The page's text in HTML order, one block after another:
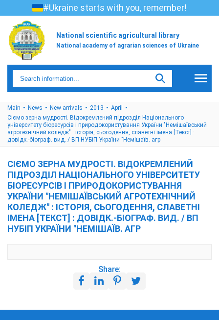
#Ukraine starts with you, remember!
National scientific agricultural library
National academy of agrarian sciences of Ukraine
Main News New arrivals 2013
April
Сіємо зерна мудрості. Відокремлений підрозділ Національного
університету біоресурсів і природокористування України "Немішаївський
агротехнічний коледж" : історія, сьогодення, славетні імена [Текст] :
довідк.-біограф. вид. / ВП НУБіП України "Немішаїв. агр
СІЄМО ЗЕРНА МУДРОСТІ. ВІДОКРЕМЛЕНИЙ
ПІДРОЗДІЛ НАЦІОНАЛЬНОГО УНІВЕРСИТЕТУ
БІОРЕСУРСІВ І ПРИРОДОКОРИСТУВАННЯ
УКРАЇНИ "НЕМІШАЇВСЬКИЙ АГРОТЕХНІЧНИЙ
КОЛЕДЖ" : ІСТОРІЯ, СЬОГОДЕННЯ, СЛАВЕТНІ
ІМЕНА [ТЕКСТ] : ДОВІДК.-БІОГРАФ. ВИД. / ВП
НУБІП УКРАЇНИ "НЕМІШАЇВ. АГР
Share: